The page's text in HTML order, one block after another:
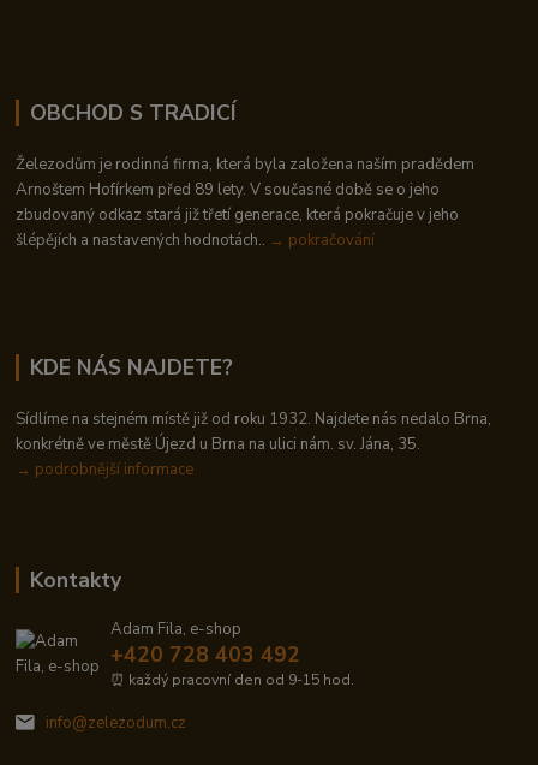
OBCHOD S TRADICÍ
Železodům je rodinná firma, která byla založena naším pradědem
Arnoštem Hofírkem před 89 lety. V současné době se o jeho
zbudovaný odkaz stará již třetí generace, která pokračuje v jeho
šlépějích a nastavených hodnotách.. → pokračování
KDE NÁS NAJDETE?
Sídlíme na stejném místě již od roku 1932. Najdete nás nedalo Brna,
konkrétně ve městě Újezd u Brna na ulici nám. sv. Jána, 35.
→ podrobnější informace
Kontakty
Adam Fila, e-shop
+420 728 403 492
⏰ každý pracovní den od 9-15 hod.
info@zelezodum.cz